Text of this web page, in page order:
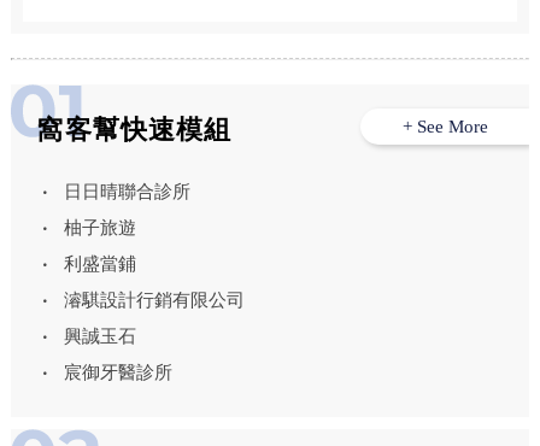
膜｜台中浴室鍍膜｜台中廚房鍍膜
窩客幫快速模組
日日晴聯合診所
柚子旅遊
利盛當鋪
濬騏設計行銷有限公司
興誠玉石
宸御牙醫診所
+ See More